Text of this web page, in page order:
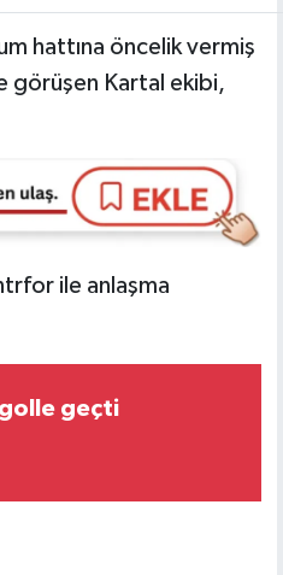
hattına öncelik vermiş
görüşen Kartal ekibi,
ile anlaşma
geçti